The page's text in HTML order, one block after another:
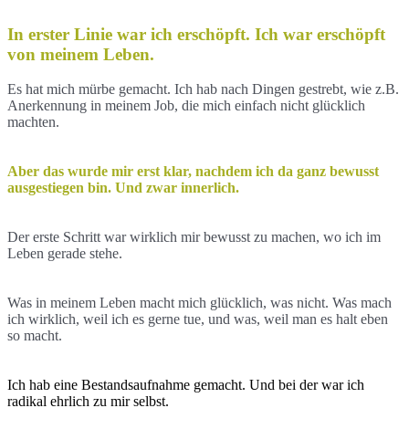
In erster Linie war ich erschöpft. Ich war erschöpft
von meinem Leben.
Es hat mich mürbe gemacht. Ich hab nach Dingen gestrebt, wie z.B.
Anerkennung in meinem Job, die mich einfach nicht glücklich
machten.
Aber das wurde mir erst klar, nachdem ich da ganz bewusst
ausgestiegen bin. Und zwar innerlich.
Der erste Schritt war wirklich mir bewusst zu machen, wo ich im
Leben gerade stehe.
Was in meinem Leben macht mich glücklich, was nicht. Was mach
ich wirklich, weil ich es gerne tue, und was, weil man es halt eben
so macht.
Ich hab eine Bestandsaufnahme gemacht. Und bei der war ich
radikal ehrlich zu mir selbst.